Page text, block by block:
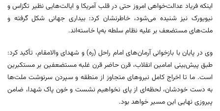
اینکه فریاد عدالت‌خواهی امروز حتی در قلب آمریکا و ایالت‌هایی نظیر تگزاس و
نیویورک نیز شنیده می‌شود، خاطرنشان کرد: بیداری جهانی شکل گرفته و
ملت‌های مستضعف بر علیه نظام سلطه به‌پا خاسته‌اند.
وی در پایان با بازخوانی آرمان‌های امام راحل (ره) و شهدای والامقام، تأکید کرد:
طبق پیش‌بینی امامین انقلاب، قرن حاضر قرن غلبه مستضعفین بر مستکبرین
است. ما تا اخراج کامل نیروهای متجاوز از منطقه و سپردن سرنوشت ملت‌ها
به دست خودشان، لحظه‌ای از پای نخواهیم نشست و خون پاک شهدا، ضامن
پیروزی نهایی این مسیر خواهد بود.